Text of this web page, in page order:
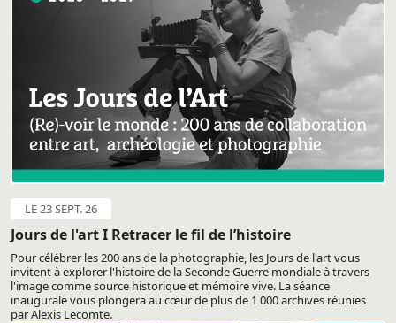
LE 23 SEPT. 26
Jours de l'art I Retracer le fil de l’histoire
Pour célébrer les 200 ans de la photographie, les Jours de l'art vous
invitent à explorer l'histoire de la Seconde Guerre mondiale à travers
l'image comme source historique et mémoire vive. La séance
inaugurale vous plongera au cœur de plus de 1 000 archives réunies
par Alexis Lecomte.